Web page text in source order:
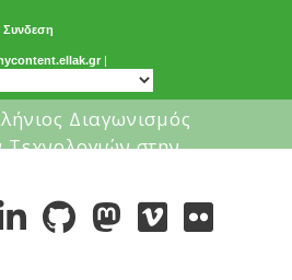
Συνδεση
|
για το ελεύθερο